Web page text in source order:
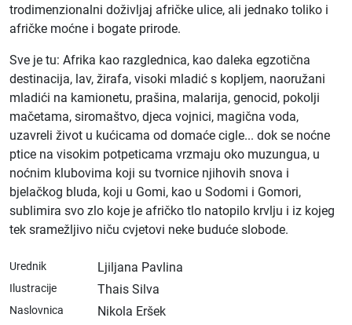
trodimenzionalni doživljaj afričke ulice, ali jednako toliko i
afričke moćne i bogate prirode.
Sve je tu: Afrika kao razglednica, kao daleka egzotična
destinacija, lav, žirafa, visoki mladić s kopljem, naoružani
mladići na kamionetu, prašina, malarija, genocid, pokolji
mačetama, siromaštvo, djeca vojnici, magična voda,
uzavreli život u kućicama od domaće cigle... dok se noćne
ptice na visokim potpeticama vrzmaju oko muzungua, u
noćnim klubovima koji su tvornice njihovih snova i
bjelačkog bluda, koji u Gomi, kao u Sodomi i Gomori,
sublimira svo zlo koje je afričko tlo natopilo krvlju i iz kojeg
tek sramežljivo niču cvjetovi neke buduće slobode.
Urednik Ljiljana Pavlina
Ilustracije Thais Silva
Naslovnica Nikola Eršek